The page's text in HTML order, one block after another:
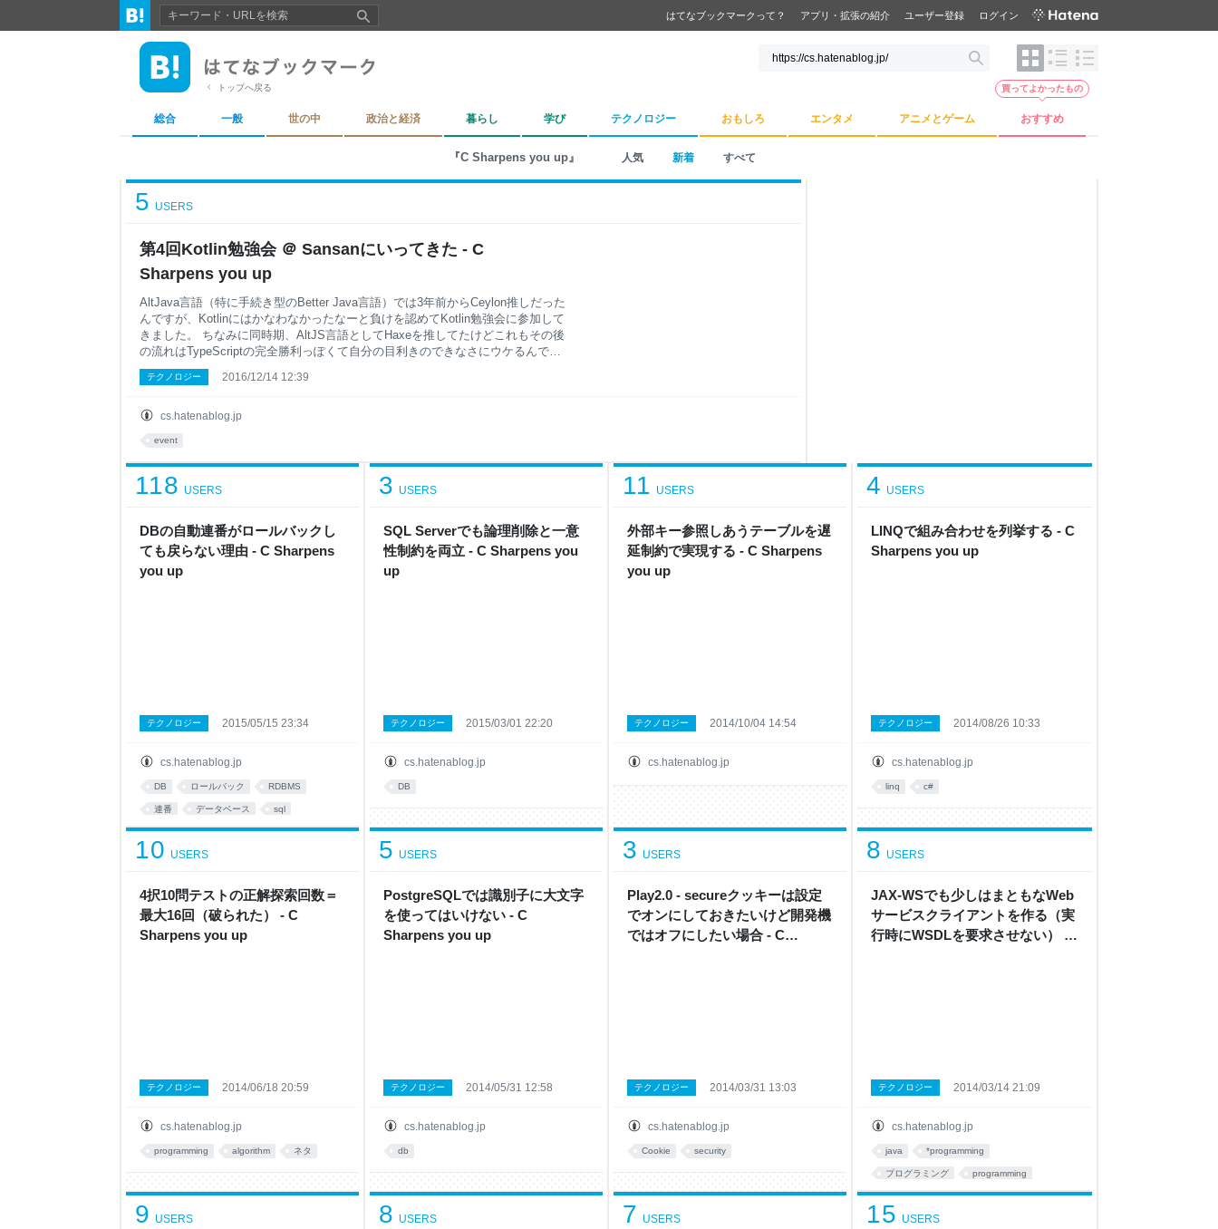
はてなブックマークって？ アプリ・拡張の紹介 ユーザー登録 ログイン
トップへ戻る
総合 一般 世の中 政治と経済 暮らし 学び テクノロジー おもしろ エンタメ アニメとゲーム おすすめ
買ってよかったもの
『C Sharpens you up』 人気 新着 すべて
第4回Kotlin勉強会 ＠ Sansanにいってきた - C
Sharpens you up
5 USERS
cs.hatenablog.jp
AltJava言語（特に手続き型のBetter Java言語）では3年前からCeylon推しだった
んですが、Kotlinにはかなわなかったなーと負けを認めてKotlin勉強会に参加して
きました。 ちなみに同時期、AltJS言語としてHaxeを推してたけどこれもその後
の流れはTypeScriptの完全勝利っぽくて自分の目利きのできなさにウケるんです
けど、CeylonとHaxeがこれまた雰囲気似てる言語で苦笑するしかないです。
Sansanさんのオフィスかっこいい 同じく渋谷宮益坂のビズリーチさんところも
ごいですね（小並 乾杯で勉強会スタートだ メインゲストのたろうさんのご意向
テクノロジー 2016/12/14 12:39
event
DBの自動連番がロールバックし
ても戻らない理由 - C Sharpens
you up
118 USERS
cs.hatenablog.jp
テクノロジー 2015/05/15 23:34
DB ロールバック RDBMS
連番 データベース sql
トランザクション PostgreSQL
あとで読む
SQL Serverでも論理削除と一意
性制約を両立 - C Sharpens you
up
3 USERS
cs.hatenablog.jp
テクノロジー 2015/03/01 22:20
DB
外部キー参照しあうテーブルを遅
延制約で実現する - C Sharpens
you up
11 USERS
cs.hatenablog.jp
テクノロジー 2014/10/04 14:54
LINQで組み合わせを列挙する - C
Sharpens you up
4 USERS
cs.hatenablog.jp
テクノロジー 2014/08/26 10:33
linq c#
4択10問テストの正解探索回数＝
最大16回（破られた） - C
Sharpens you up
10 USERS
cs.hatenablog.jp
テクノロジー 2014/06/18 20:59
programming algorithm ネタ
PostgreSQLでは識別子に大文字
を使ってはいけない - C
Sharpens you up
5 USERS
cs.hatenablog.jp
テクノロジー 2014/05/31 12:58
db
Play2.0 - secureクッキーは設定
でオンにしておきたいけど開発機
ではオフにしたい場合 - C
3 USERS
cs.hatenablog.jp
テクノロジー 2014/03/31 13:03
Cookie security
JAX-WSでも少しはまともなWeb
サービスクライアントを作る（実
行時にWSDLを要求させない） -
8 USERS
cs.hatenablog.jp
テクノロジー 2014/03/14 21:09
java *programming
プログラミング programming
webサービス
9 USERS 8 USERS 7 USERS 15 USERS